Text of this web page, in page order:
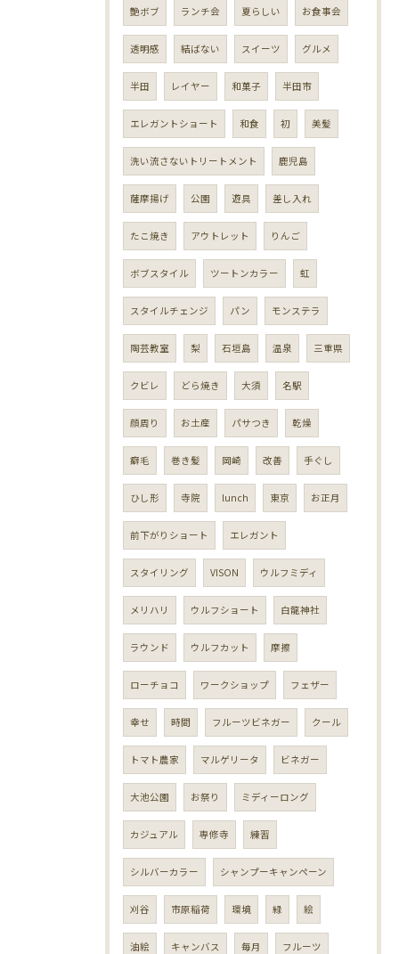
艶ボブ ランチ会 夏らしい お食事会
透明感 結ばない スイーツ グルメ
半田 レイヤー 和菓子 半田市
エレガントショート 和食 初 美髪
洗い流さないトリートメント 鹿児島
薩摩揚げ 公園 遊具 差し入れ
たこ焼き アウトレット りんご
ボブスタイル ツートンカラー 虹
スタイルチェンジ パン モンステラ
陶芸教室 梨 石垣島 温泉 三重県
クビレ どら焼き 大須 名駅
顔周り お土産 パサつき 乾燥
癖毛 巻き髪 岡崎 改善 手ぐし
ひし形 寺院 lunch 東京 お正月
前下がりショート エレガント
スタイリング VISON ウルフミディ
メリハリ ウルフショート 白龍神社
ラウンド ウルフカット 摩擦
ローチョコ ワークショップ フェザー
幸せ 時間 フルーツビネガー クール
トマト農家 マルゲリータ ビネガー
大池公園 お祭り ミディーロング
カジュアル 専修寺 練習
シルバーカラー シャンプーキャンペーン
刈谷 市原稲荷 環境 緑 絵
油絵 キャンバス 毎月 フルーツ